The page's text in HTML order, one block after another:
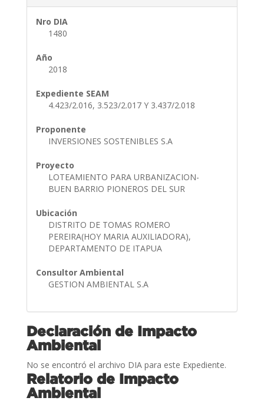
Nro DIA
1480
Año
2018
Expediente SEAM
4.423/2.016, 3.523/2.017 Y 3.437/2.018
Proponente
INVERSIONES SOSTENIBLES S.A
Proyecto
LOTEAMIENTO PARA URBANIZACION-
BUEN BARRIO PIONEROS DEL SUR
Ubicación
DISTRITO DE TOMAS ROMERO
PEREIRA(HOY MARIA AUXILIADORA),
DEPARTAMENTO DE ITAPUA
Consultor Ambiental
GESTION AMBIENTAL S.A
Declaración de Impacto
Ambiental
No se encontró el archivo DIA para este Expediente.
Relatorio de Impacto
Ambiental